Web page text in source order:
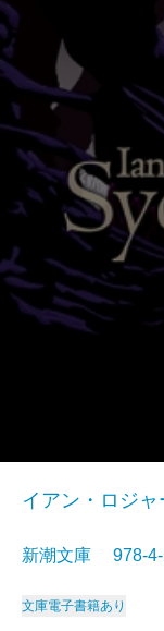
イアン・ロジ
新潮文庫 978-
文庫電子書籍あり